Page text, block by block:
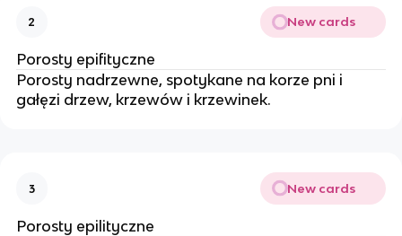
2 New cards
Porosty epifityczne
Porosty nadrzewne, spotykane na korze pni i
gałęzi drzew, krzewów i krzewinek.
3 New cards
Porosty epilityczne